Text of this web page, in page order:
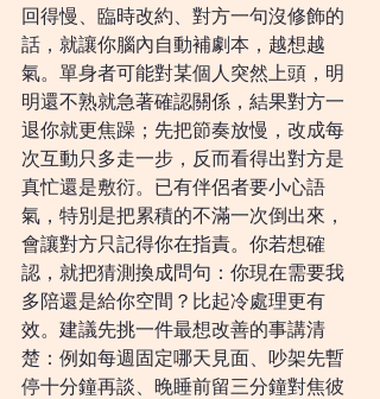
回得慢、臨時改約、對方一句沒修飾的
話，就讓你腦內自動補劇本，越想越
氣。單身者可能對某個人突然上頭，明
明還不熟就急著確認關係，結果對方一
退你就更焦躁；先把節奏放慢，改成每
次互動只多走一步，反而看得出對方是
真忙還是敷衍。已有伴侶者要小心語
氣，特別是把累積的不滿一次倒出來，
會讓對方只記得你在指責。你若想確
認，就把猜測換成問句：你現在需要我
多陪還是給你空間？比起冷處理更有
效。建議先挑一件最想改善的事講清
楚：例如每週固定哪天見面、吵架先暫
停十分鐘再談、晚睡前留三分鐘對焦彼